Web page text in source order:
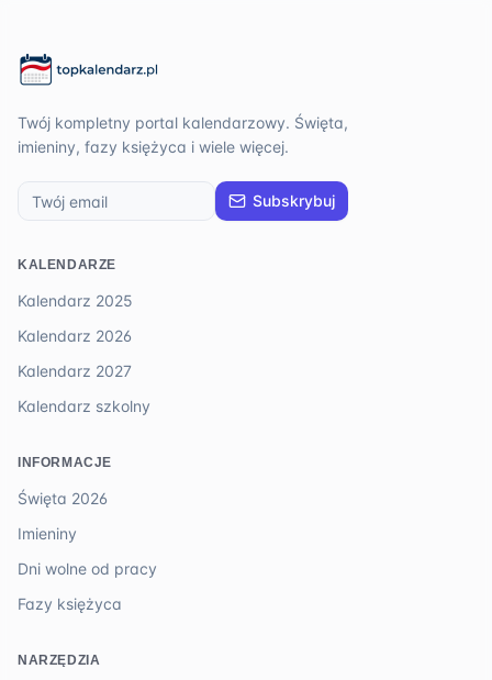
Twój kompletny portal kalendarzowy. Święta,
imieniny, fazy księżyca i wiele więcej.
Subskrybuj
KALENDARZE
Kalendarz 2025
Kalendarz 2026
Kalendarz 2027
Kalendarz szkolny
INFORMACJE
Święta 2026
Imieniny
Dni wolne od pracy
Fazy księżyca
NARZĘDZIA